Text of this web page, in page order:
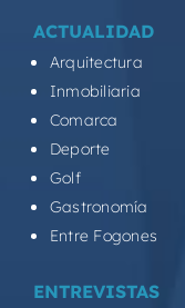
ACTUALIDAD
Arquitectura
Inmobiliaria
Comarca
Deporte
Golf
Gastronomía
Entre Fogones
ENTREVISTAS